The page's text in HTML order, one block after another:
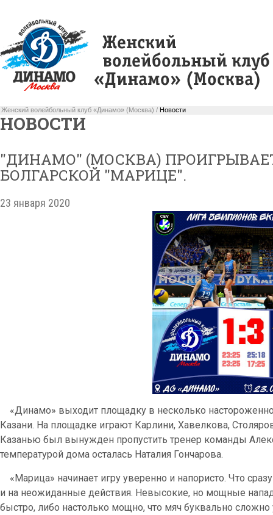
Женский волейбольный клуб «Динамо» (Москва) / Новости
НОВОСТИ
"ДИНАМО" (МОСКВА)
БОЛГАРСКОЙ "МАРИЦЕ".
23 января 2020
«Динамо» выходит площадку в несколько
Казани. На площадке играют Карлини, Хавелкова,
Казанью был вынужден пропустить тренер команды
температурой дома осталась Наталия Гончарова.
«Марица» начинает игру уверенно и напористо. Что сразу
и на неожиданные действия. Невысокие, но мощные
быстро, либо настолько мощно, что мяч буквально